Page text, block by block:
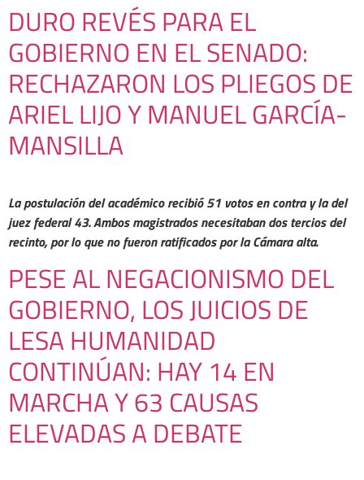
DURO REVÉS PARA EL
GOBIERNO EN EL SENADO:
RECHAZARON LOS PLIEGOS DE
ARIEL LIJO Y MANUEL GARCÍA-
MANSILLA
La postulación del académico recibió 51 votos en contra y la del
juez federal 43. Ambos magistrados necesitaban dos tercios del
recinto, por lo que no fueron ratificados por la Cámara alta.
PESE AL NEGACIONISMO DEL
GOBIERNO, LOS JUICIOS DE
LESA HUMANIDAD
CONTINÚAN: HAY 14 EN
MARCHA Y 63 CAUSAS
ELEVADAS A DEBATE